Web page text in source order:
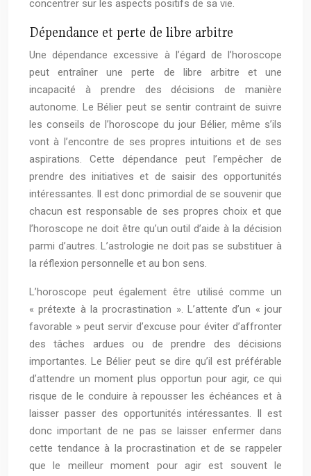
concentrer sur les aspects positifs de sa vie.
Dépendance et perte de libre arbitre
Une dépendance excessive à l’égard de l’horoscope
peut entraîner une perte de libre arbitre et une
incapacité à prendre des décisions de manière
autonome. Le Bélier peut se sentir contraint de suivre
les conseils de l’horoscope du jour Bélier, même s’ils
vont à l’encontre de ses propres intuitions et de ses
aspirations. Cette dépendance peut l’empêcher de
prendre des initiatives et de saisir des opportunités
intéressantes. Il est donc primordial de se souvenir que
chacun est responsable de ses propres choix et que
l’horoscope ne doit être qu’un outil d’aide à la décision
parmi d’autres. L’astrologie ne doit pas se substituer à
la réflexion personnelle et au bon sens.
L’horoscope peut également être utilisé comme un
« prétexte à la procrastination ». L’attente d’un « jour
favorable » peut servir d’excuse pour éviter d’affronter
des tâches ardues ou de prendre des décisions
importantes. Le Bélier peut se dire qu’il est préférable
d’attendre un moment plus opportun pour agir, ce qui
risque de le conduire à repousser les échéances et à
laisser passer des opportunités intéressantes. Il est
donc important de ne pas se laisser enfermer dans
cette tendance à la procrastination et de se rappeler
que le meilleur moment pour agir est souvent le